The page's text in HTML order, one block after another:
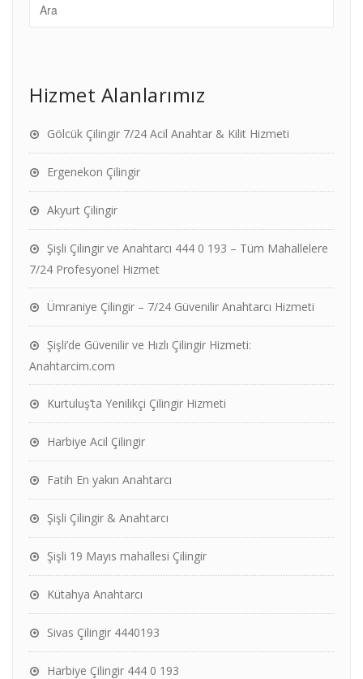
Hizmet Alanlarımız
Gölcük Çilingir 7/24 Acil Anahtar & Kilit Hizmeti
Ergenekon Çilingir
Akyurt Çilingir
Şişli Çilingir ve Anahtarcı 444 0 193 – Tüm Mahallelere
7/24 Profesyonel Hizmet
Ümraniye Çilingir – 7/24 Güvenilir Anahtarcı Hizmeti
Şişli’de Güvenilir ve Hızlı Çilingir Hizmeti:
Anahtarcim.com
Kurtuluş’ta Yenilikçi Çilingir Hizmeti
Harbiye Acil Çilingir
Fatih En yakın Anahtarcı
Şişli Çilingir & Anahtarcı
Şişli 19 Mayıs mahallesi Çilingir
Kütahya Anahtarcı
Sivas Çilingir 4440193
Harbiye Çilingir 444 0 193